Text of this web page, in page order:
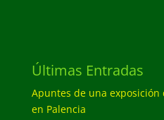
Últimas Entradas
Apuntes de una
en Palencia